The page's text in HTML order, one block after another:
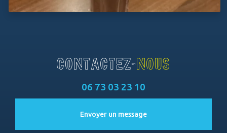
CONTACTEZ-NOUS
06 73 03 23 10
Envoyer un message